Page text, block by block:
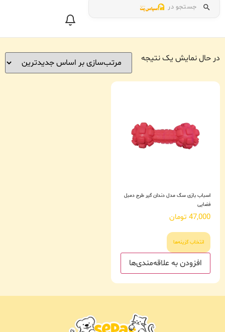
جستجو در
در حال نمایش یک نتیجه
اسباب بازی سگ مدل دندان گیر طرح دمبل
فضایی
47,000 تومان
انتخاب گزینه‌ها
افزودن به علاقه‌مندی‌ها